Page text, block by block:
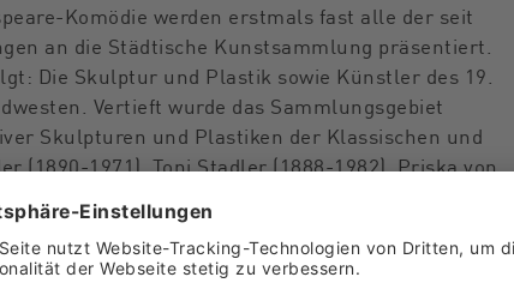
Komödie werden erstmals fast alle der seit
an die Städtische Kunstsammlung präsentiert.
Die Skulptur und Plastik sowie Künstler des 19.
Vertieft wurde das Sammlungsgebiet
Skulpturen und Plastiken der Klassischen und
(1890-1971), Toni Stadler (1888-1982), Priska von
1995) und Thomas Lenk (1933-2014). Darunter
Franz Vogelmann-Preisträger Roman Signer
Schütte (*1954) und Richard Deacon (*1949)
Abraham David Christian (*1952).